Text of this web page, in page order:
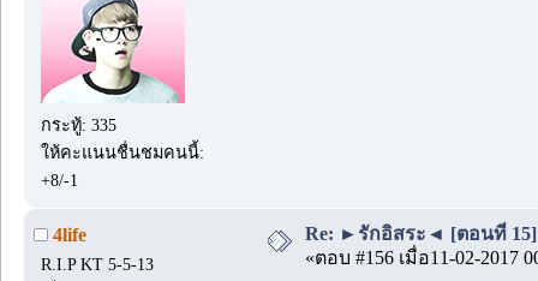
กระทู้: 335
ให้คะแนนชื่นชมคนนี้:
+8/-1
4life
R.I.P KT 5-5-13
Re: ►รักอิสระ◄ [ตอนที่ 15]
«ตอบ #156 เมื่อ11-02-2017